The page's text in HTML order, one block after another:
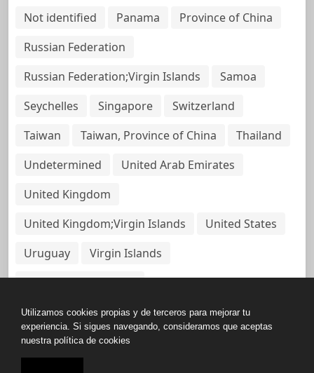
Not identified
Panama
Province of China
Russian Federation
Russian Federation;Virgin Islands
Samoa
Seychelles
Singapore
Switzerland
Taiwan
Taiwan, Province of China
Thailand
Undetermined
United Arab Emirates
United Kingdom
United Kingdom;Virgin Islands
United States
Uruguay
Virgin Islands
Virgin Islands, British
Copyright © All rights reserved.
Utilizamos cookies propias y de terceros para mejorar tu
experiencia. Si sigues navegando, consideramos que aceptas
nuestra política de cookies